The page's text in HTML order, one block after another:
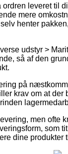
leveret til
mere
henter
udstyr >
så af den
på
krav om at
men ofte
som
dine produkter